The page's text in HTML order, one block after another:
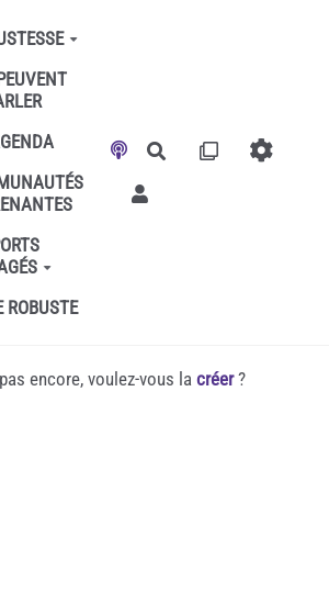
ROBUSTE
Rechercher
encore, voulez-vous la créer?